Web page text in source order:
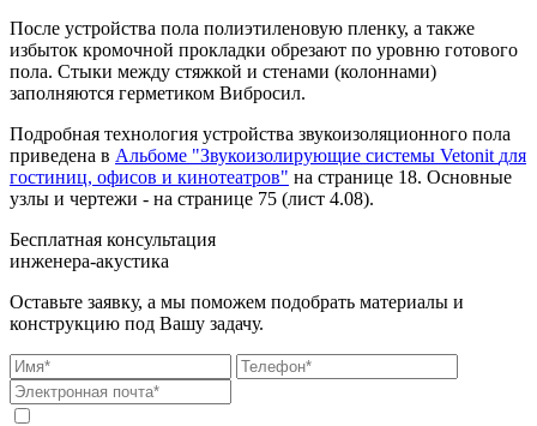
После устройства пола полиэтиленовую пленку, а также
избыток кромочной прокладки обрезают по уровню готового
пола. Стыки между стяжкой и стенами (колоннами)
заполняются герметиком Вибросил.
Подробная технология устройства звукоизоляционного пола
приведена в Альбоме "Звукоизолирующие системы Vetonitдля
гостиниц, офисов и кинотеатров" на странице 18. Основные
узлы и чертежи - на странице 75 (лист 4.08).
Бесплатная консультация
инженера-акустика
Оставьте заявку, а мы поможем подобрать материалы и
конструкцию под Вашу задачу.